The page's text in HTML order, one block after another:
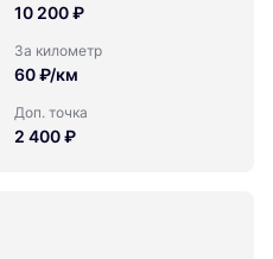
10 200 ₽
За километр
60 ₽/км
Доп. точка
2 400 ₽